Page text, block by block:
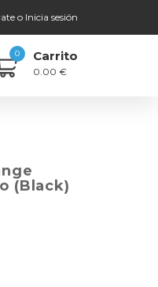
o Inicia sesión
0 Carrito
0.00 €
(Black)